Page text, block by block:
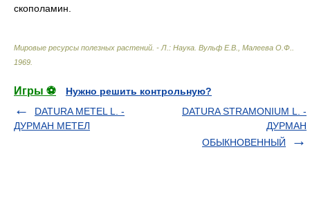
скополамин.
Мировые ресурсы полезных растений. - Л.: Наука Вульф Е.В., Малеева О.Ф.
1969
Игры ⚽
Нужно решить контрольную?
DATURA METEL L. -
ДУРМАН МЕТЕЛ
DATURA STRAMONIUM L. -
ДУРМАН
ОБЫКНОВЕННЫЙ